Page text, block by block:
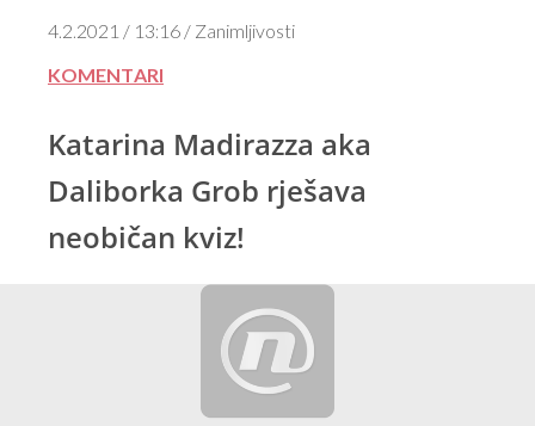
4.2.2021 / 13:16 / Zanimljivosti
KOMENTARI
Katarina Madirazza aka
Daliborka Grob rješava
neobičan kviz!